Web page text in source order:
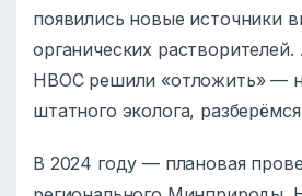
появились новые источники
органических
НВОС решили «отложить» —
штатного эколога,
В 2024 году — плановая